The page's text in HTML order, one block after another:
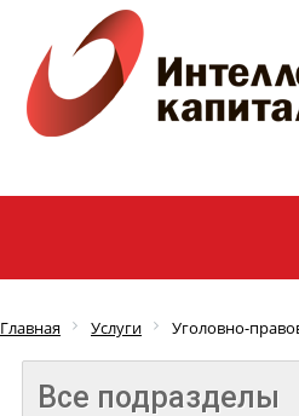
Главная Услуги Уголовно-
Все подразделы